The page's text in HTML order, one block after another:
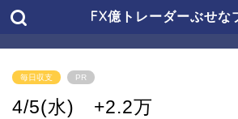
FX億トレーダーぶせな
毎日収支 PR
4/5(水) +2.2万